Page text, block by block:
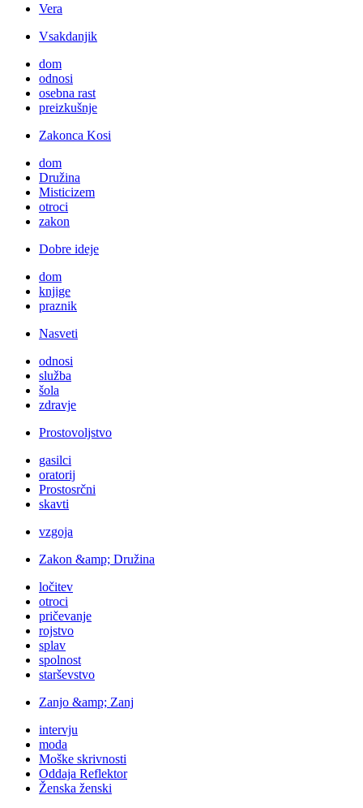
Vera
Vsakdanjik
dom
odnosi
osebna rast
preizkušnje
Zakonca Kosi
dom
Družina
Misticizem
otroci
zakon
Dobre ideje
dom
knjige
praznik
Nasveti
odnosi
služba
šola
zdravje
Prostovoljstvo
gasilci
oratorij
Prostosrčni
skavti
vzgoja
Zakon &amp; Družina
ločitev
otroci
pričevanje
rojstvo
splav
spolnost
starševstvo
Zanjo &amp; Zanj
intervju
moda
Moške skrivnosti
Oddaja Reflektor
Ženska ženski